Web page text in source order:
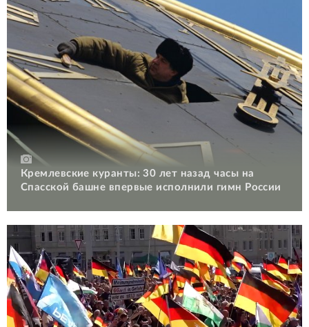
Кремлевские куранты: 30 лет назад часы на
Спасской башне впервые исполнили гимн России